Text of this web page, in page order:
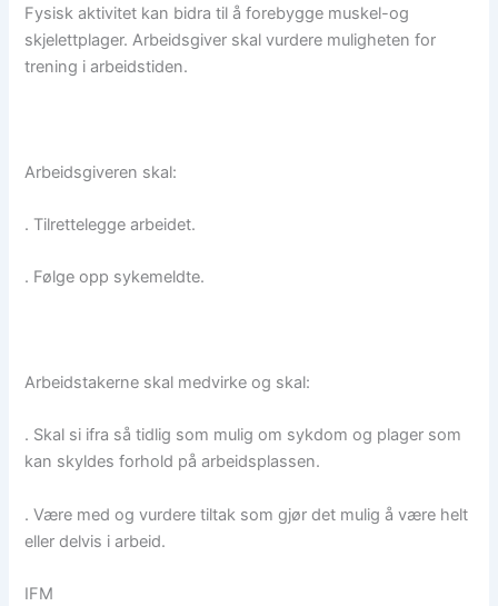
Fysisk aktivitet kan bidra til å forebygge muskel-og
skjelettplager. Arbeidsgiver skal vurdere muligheten for
trening i arbeidstiden.
Arbeidsgiveren skal:
. Tilrettelegge arbeidet.
. Følge opp sykemeldte.
Arbeidstakerne skal medvirke og skal:
. Skal si ifra så tidlig som mulig om sykdom og plager som
kan skyldes forhold på arbeidsplassen.
. Være med og vurdere tiltak som gjør det mulig å være helt
eller delvis i arbeid.
IFM